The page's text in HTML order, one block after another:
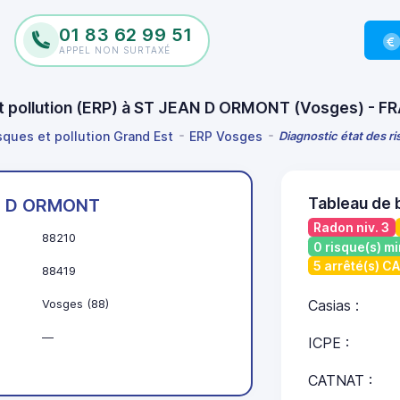
01 83 62 99 51
APPEL NON SURTAXÉ
(ERP) à ST JEAN D ORMONT (Vosges) -
et pollution Grand Est ERP Vosges Diagnostic état des
D ORMONT
88210
88419
Vosges (88)
—
Tableau de
Radon niv. 3
0 risque(s)
5 arrêté(s)
Casias :
ICPE :
CATNAT :